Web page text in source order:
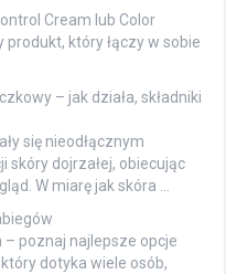
Cream lub Color
który łączy w sobie
– jak działa, składniki
się nieodłącznym
skóry dojrzałej, obiecując
W miarę jak skóra …
poznaj najlepsze opcje
dotyka wiele osób,